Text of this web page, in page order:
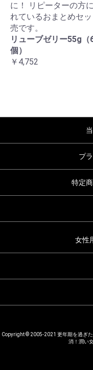
に！ リピーターの方
れているおまとめセッ
売です。
リューブゼリー55g（
個）
￥4,752
プ
特定
女性
Copyright © 2005-2021 更年期を過ぎ
消！潤い